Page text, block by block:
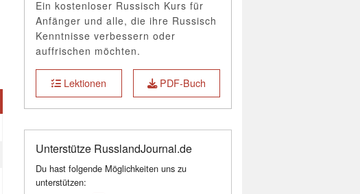
Ein kostenloser Russisch Kurs für
Anfänger und alle, die ihre Russisch
Kenntnisse verbessern oder
auffrischen möchten.
Lektionen PDF-Buch
Unterstütze RusslandJournal.de
Du hast folgende Möglichkeiten uns zu
unterstützen: